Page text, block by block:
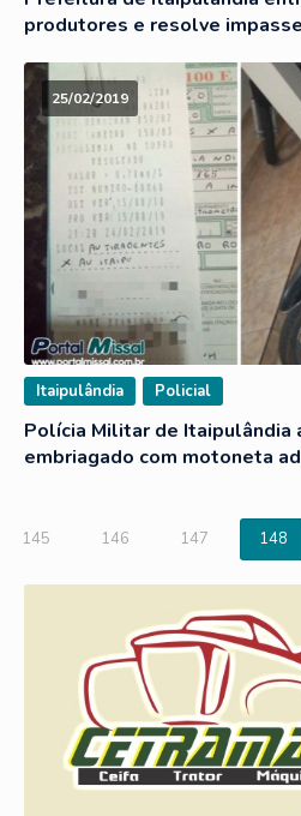
produtores e resolve
25/02/2019
Itaipulândia Policial
Polícia Militar de Itaipulândia
embriagado com motoneta
145 146 147 148